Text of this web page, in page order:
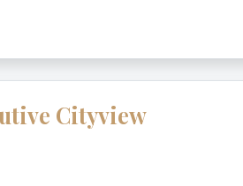
Cityview